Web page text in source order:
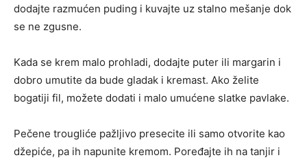
dodajte razmućen puding i kuvajte uz stalno mešanje dok
se ne zgusne.
Kada se krem malo prohladi, dodajte puter ili margarin i
dobro umutite da bude gladak i kremast. Ako želite
bogatiji fil, možete dodati i malo umućene slatke pavlake.
Pečene trougliće pažljivo presecite ili samo otvorite kao
džepiće, pa ih napunite kremom. Poređajte ih na tanjir i